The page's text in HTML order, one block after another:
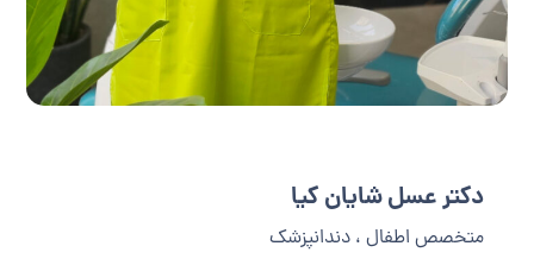
دکتر عسل شایان کیا
متخصص اطفال ، دندانپزشک